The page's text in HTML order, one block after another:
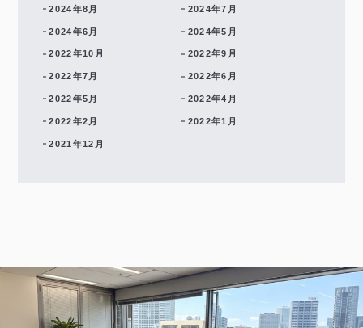
2024年8月 2024年7月
2024年6月 2024年5月
2022年10月 2022年9月
2022年7月 2022年6月
2022年5月 2022年4月
2022年2月 2022年1月
2021年12月